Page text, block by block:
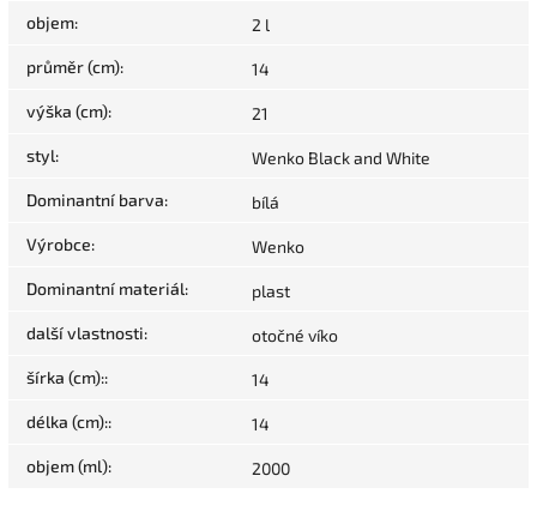
objem: 2 l
průměr (cm): 14
výška (cm): 21
styl: Wenko Black and White
Dominantní barva: bílá
Výrobce: Wenko
Dominantní materiál: plast
další vlastnosti: otočné víko
šírka (cm):: 14
délka (cm):: 14
objem (ml): 2000